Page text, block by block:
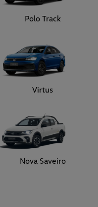
Polo Track
Virtus
Nova Saveiro